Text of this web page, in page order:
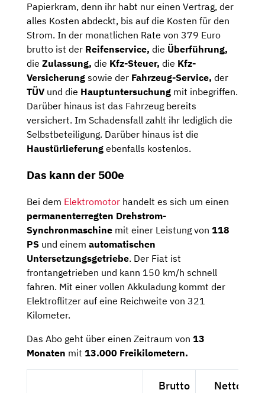
Papierkram, denn ihr habt nur einen Vertrag, der
alles Kosten abdeckt, bis auf die Kosten für den
Strom. In der monatlichen Rate von 379 Euro
brutto ist der Reifenservice, die Überführung,
die Zulassung, die Kfz-Steuer, die Kfz-
Versicherung sowie der Fahrzeug-Service, der
TÜV und die Hauptuntersuchung mit inbegriffen.
Darüber hinaus ist das Fahrzeug bereits
versichert. Im Schadensfall zahlt ihr lediglich die
Selbstbeteiligung. Darüber hinaus ist die
Haustürlieferung ebenfalls kostenlos.
Das kann der 500e
Bei dem Elektromotor handelt es sich um einen
permanenterregten Drehstrom-
Synchronmaschine mit einer Leistung von 118
PS und einem automatischen
Untersetzungsgetriebe. Der Fiat ist
frontangetrieben und kann 150 km/h schnell
fahren. Mit einer vollen Akkuladung kommt der
Elektroflitzer auf eine Reichweite von 321
Kilometer.
Das Abo geht über einen Zeitraum von 13
Monaten mit 13.000 Freikilometern.
Brutto
Netto